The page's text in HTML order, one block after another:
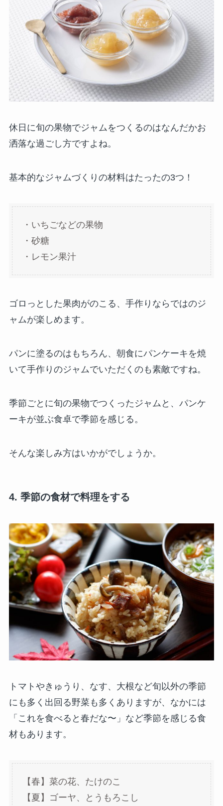
休日に旬の果物でジャムをつくるのはなんだかお
洒落な過ごし方ですよね。
基本的なジャムづくりの材料はたったの3つ！
・いちごなどの果物
・砂糖
・レモン果汁
ゴロっとした果肉がのこる、手作りならではのジ
ャムが楽しめます。
パンに塗るのはもちろん、朝食にパンケーキを焼
いて手作りのジャムでいただくのも素敵ですね。
季節ごとに旬の果物でつくったジャムと、パンケ
ーキが並ぶ食卓で季節を感じる。
そんな楽しみ方はいかがでしょうか。
4. 季節の食材で料理をする
トマトやきゅうり、なす、大根など旬以外の季節
にも多く出回る野菜も多くありますが、なかには
「これを食べると春だな〜」など季節を感じる食
材もあります。
【春】菜の花、たけのこ
【夏】ゴーヤ、とうもろこし